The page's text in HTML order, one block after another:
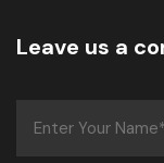
Leave us a